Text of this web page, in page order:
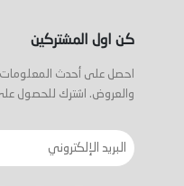
كن اول المشتركين
احصل على أحدث
والعروض. اشترك للحصول